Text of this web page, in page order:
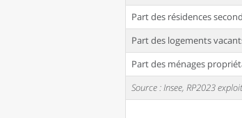
Part des résidences
Part des logements
Part des ménages
Source : Insee, RP2023